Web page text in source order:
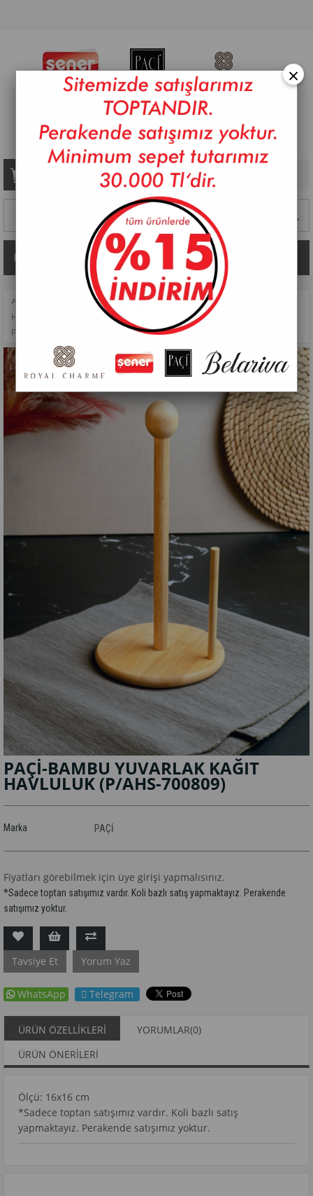
Sepetim 0 Ürün
ANASAYFA MUTFAK AKSESUARLARI >
HAZIRLIK GEREÇLERI
>
PAÇİ-BAMBU YUVARLAK KAĞIT HAVLULUK
PAÇİ-BAMBU YUVARLAK KAĞIT
HAVLULUK (P/AHS-700809)
Marka PAÇİ
Fiyatları görebilmek için üye girişi yapmalısınız.
*Sadece toptan satışımız vardır. Koli bazlı satış yapmaktayız. Perakende
satışımız yoktur.
Tavsiye Et Yorum Yaz
WhatsApp Telegram
ÜRÜN ÖZELLIKLERI YORUMLAR(0)
ÜRÜN ÖNERILERI
Ölçü: 16x16 cm
*Sadece toptan satışımız vardır. Koli bazlı satış
yapmaktayız. Perakende satışımız yoktur.
×